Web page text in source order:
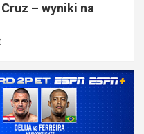
Cruz – wyniki na